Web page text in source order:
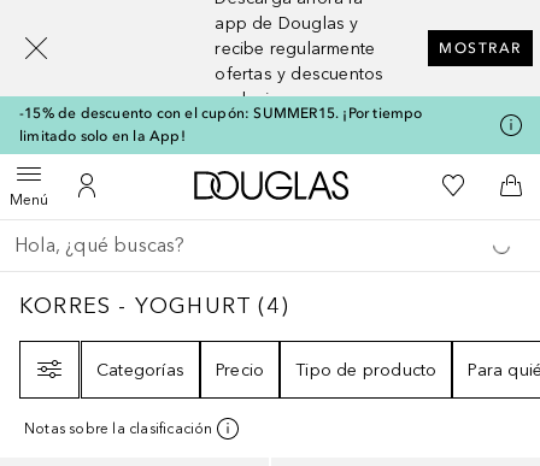
app de Douglas y
recibe regularmente
ofertas y descuentos
exclusivos
MOSTRAR
-15% de descuento con el cupón: SUMMER15. ¡Por tiempo
limitado solo en la App!
MenúAbrir menúMi cuenta
A Douglas HomeMi lista de
A
Regresar
Ejecutar búsqueda
KORRES - YOGHURT4
KORRES - YOGHURT (4)
Categorías
Precio Tipo de producto Para
Notas sobre la clasificación
[navigation.slideout.screenreader]